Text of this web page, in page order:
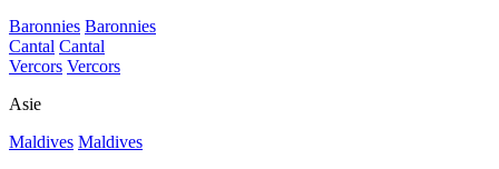
Baronnies Baronnies
Cantal Cantal
Vercors Vercors
Asie
Maldives Maldives